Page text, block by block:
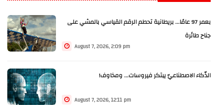
بعمر 97 عامًا... بريطانية تحطم الرقم القياسي بالمشي على
جناح طائرة
August 7, 2026, 2:09 pm
الذّكاء الاصطناعيّ يبتكر فيروسات... ومخاوف!
August 7, 2026, 12:11 pm